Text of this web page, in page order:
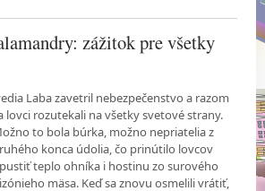
zážitok pre všetky
Laba zavetril nebezpečenstvo a razom
lovci rozutekali na všetkysvetové strany.
to bola búrka, možno nepriatelia z
konca údolia, čo prinútilo lovcov
teplo ohníka i hostinu zo surového
mäsa. Keď sa znovu osmelili vrátiť,